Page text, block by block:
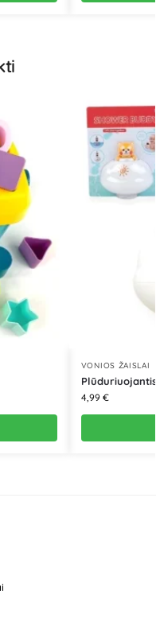
VONIOS ŽAISLAI
4,99 €